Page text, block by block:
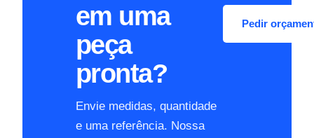
em uma
peça
pronta?
Envie medidas, quantidade
e uma referência. Nossa
Pedir